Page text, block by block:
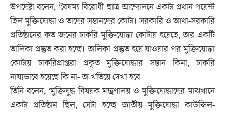
উপদেষ্টা বলেন, ‘বৈষম্য বিরোধী ছাত্র আন্দোলনে একটা প্রধান পয়েন্ট
ছিল মুক্তিযোদ্ধা ও তাদের সন্তানদের কোটা। সরকারি ও আধা-সরকারি
প্রতিষ্ঠানের কত জনের চাকরি মুক্তিযোদ্ধা কোটায় হয়েছে, তার একটি
তালিকা প্রস্তুত করা হচ্ছে। তালিকা প্রস্তুত হয়ে যাওয়ার পর মুক্তিযোদ্ধা
কোটায় চাকরিপ্রাপ্তরা প্রকৃত মুক্তিযোদ্ধার সন্তান কিনা, চাকরি
নায্যভাবে হয়েছে কি না- তা খতিয়ে দেখা হবে।
তিনি বলেন, ‘মুক্তিযুদ্ধ বিষয়ক মন্ত্রণালয় ও মুক্তিযোদ্ধাদের মাঝখানে
একটা প্রতিষ্ঠান ছিল, সেটা হচ্ছে জাতীয় মুক্তিযোদ্ধা কাউন্সিল-